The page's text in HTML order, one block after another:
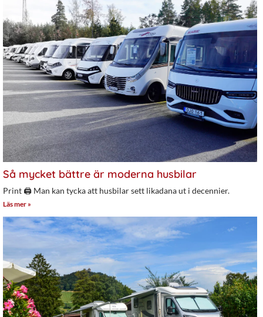
Så mycket bättre är moderna husbilar
Print 🖨 Man kan tycka att husbilar sett likadana ut i decennier.
Läs mer »